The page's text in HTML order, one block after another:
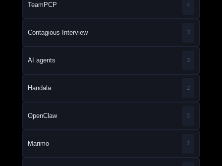
TeamPCP 4
Contagious Interview 3
AI agents 3
Handala 2
OpenClaw 2
Marimo 2